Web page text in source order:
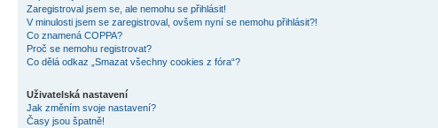
Zaregistroval jsem se, ale nemohu se přihlásit!
V minulosti jsem se zaregistroval, ovšem nyní se nemohu přihlásit?!
Co znamená COPPA?
Proč se nemohu registrovat?
Co dělá odkaz „Smazat všechny cookies z fóra“?
Uživatelská nastavení
Jak změním svoje nastavení?
Časy jsou špatně!